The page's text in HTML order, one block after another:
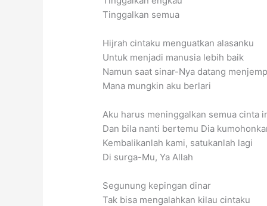
Tinggalkan semua
Hijrah cintaku menguatkan alasanku
Untuk menjadi manusia lebih baik
Namun saat sinar-Nya datang
Mana mungkin aku berlari
Aku harus meninggalkan semua cinta
Dan bila nanti bertemu Dia
Kembalikanlah kami, satukanlah lagi
Di surga-Mu, Ya Allah
Segunung kepingan dinar
Tak bisa mengalahkan kilau cintaku